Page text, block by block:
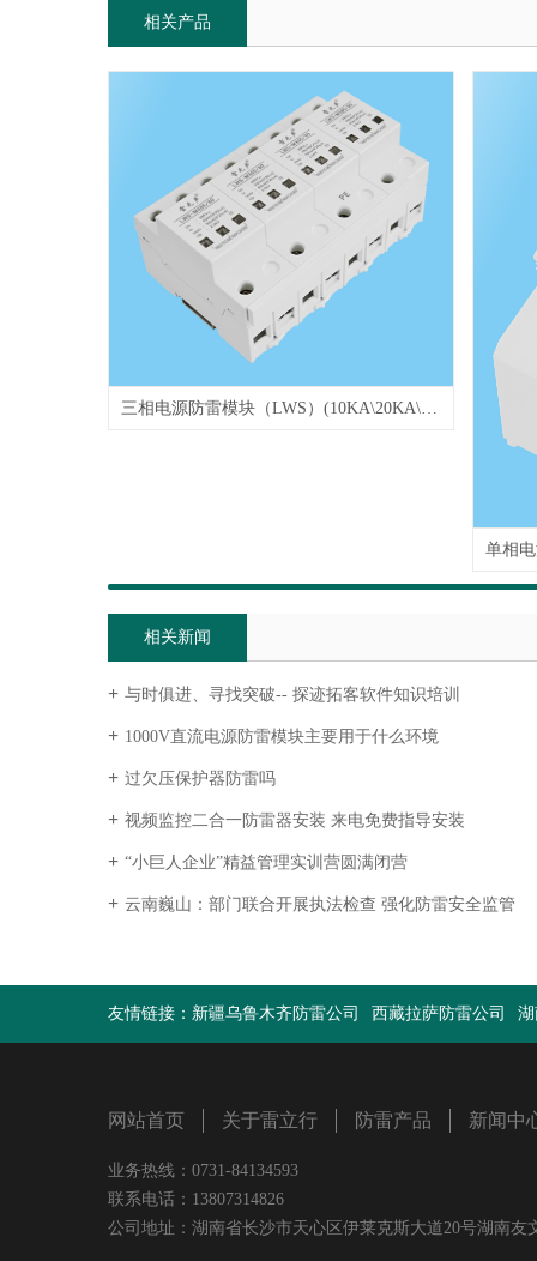
相关产品
三相电源防雷模块（LWS）(10KA\20KA\40K\A60KA\80KA\100KA\120KA...)
相关新闻
与时俱进、寻找突破-- 探迹拓客软件知识培训
1000V直流电源防雷模块主要用于什么环境
过欠压保护器防雷吗
视频监控二合一防雷器安装 来电免费指导安装
“小巨人企业”精益管理实训营圆满闭营
云南巍山：部门联合开展执法检查 强化防雷安全监管
友情链接： 新疆乌鲁木齐防雷公司 西藏拉萨防雷公司
网站首页 关于雷立行 防雷产品 新闻中
业务热线：0731-84134593
联系电话：13807314826
公司地址：湖南省长沙市天心区伊莱克斯大道20号湖南